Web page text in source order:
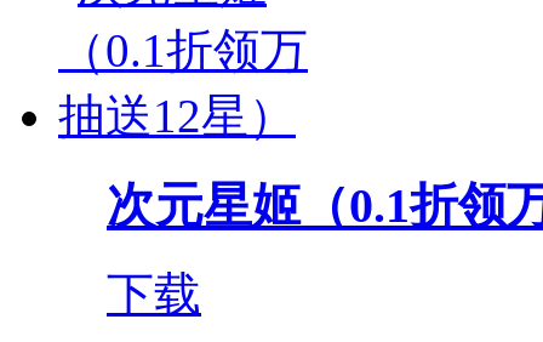
次元星姬（0.1折领
下载